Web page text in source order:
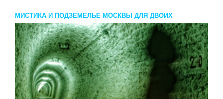
МИСТИКА И ПОДЗЕМЕЛЬЕ МОСКВЫ ДЛЯ ДВОИХ